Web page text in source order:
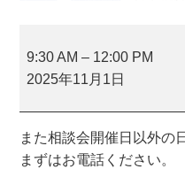
祭
相
9:30 AM – 12:00 PM
2025年11月1日
また相談会開催日以外の
まずはお電話ください。